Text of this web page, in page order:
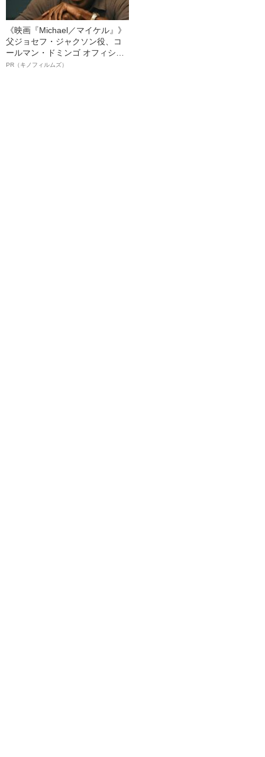
《映画『Michael／マイケル』》
父ジョセフ・ジャクソン役、コ
ールマン・ドミンゴ オフィシャ
ルインタビュー“観客を魅了した
PR（キノフィルムズ）